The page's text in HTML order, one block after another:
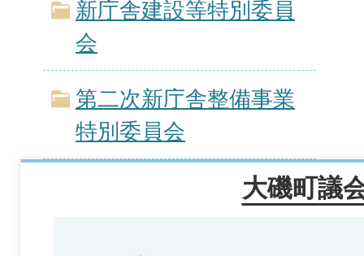
新庁舎建設等特別委員
会
第二次新庁舎整備事業
特別委員会
大磯町議